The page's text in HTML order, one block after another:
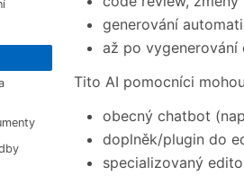
generování
až po vygenerování
Tito AI pomocníci
obecný chatbot
doplněk/plugin do
specializovaný